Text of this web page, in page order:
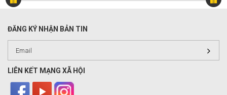
ĐĂNG KÝ NHẬN BẢN TIN
LIÊN KẾT MẠNG XÃ HỘI